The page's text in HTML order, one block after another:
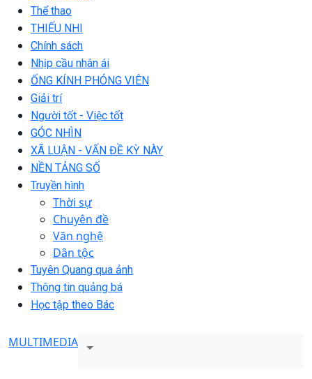
Thể thao
THIẾU NHI
Chính sách
Nhịp cầu nhân ái
ỐNG KÍNH PHÓNG VIÊN
Giải trí
Người tốt - Việc tốt
GÓC NHÌN
XÃ LUẬN - VẤN ĐỀ KỲ NÀY
NỀN TẢNG SỐ
Truyền hình
Thời sự
Chuyên đề
Văn nghệ
Dân tộc
Tuyên Quang qua ảnh
Thông tin quảng bá
Học tập theo Bác
MULTIMEDIA